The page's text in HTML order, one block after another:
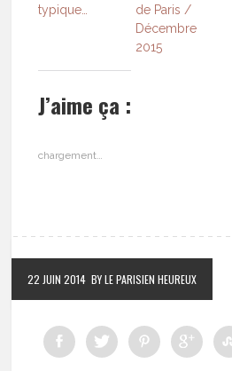
typique…
de Paris /
Décembre
2015
J’aime ça :
chargement…
22 JUIN 2014 BY LE PARISIEN HEUREUX